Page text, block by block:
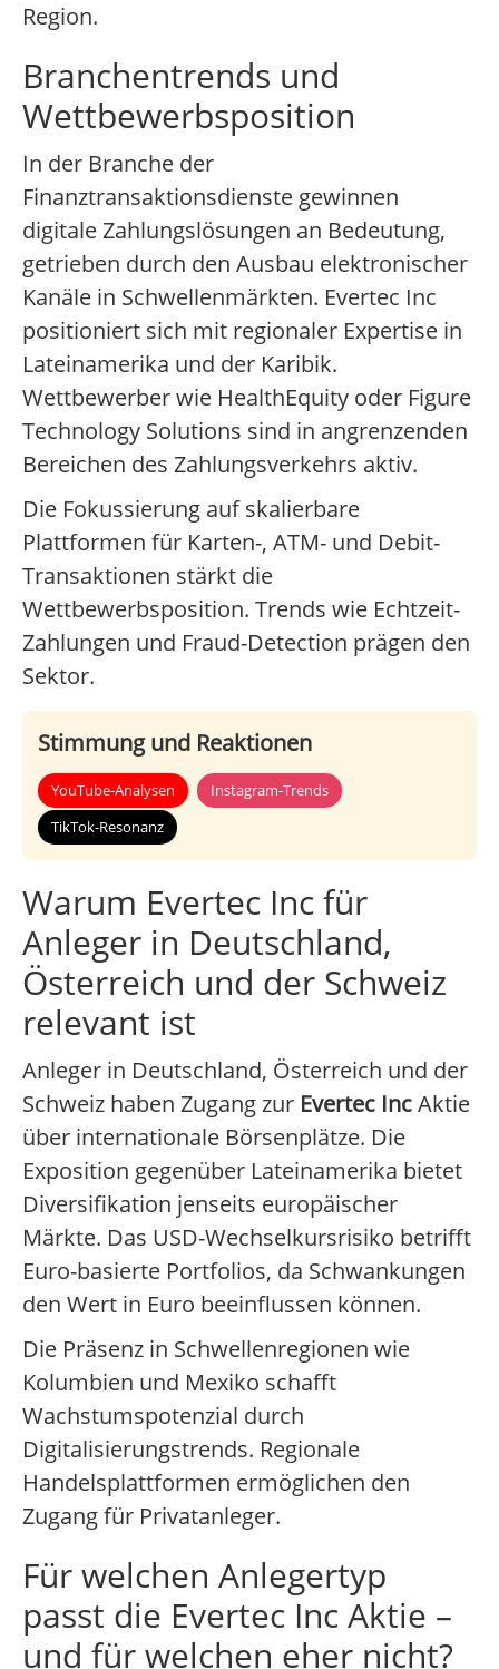
Region.
Branchentrends und
Wettbewerbsposition
In der Branche der
Finanztransaktionsdienste gewinnen
digitale Zahlungslösungen an Bedeutung,
getrieben durch den Ausbau elektronischer
Kanäle in Schwellenmärkten. Evertec Inc
positioniert sich mit regionaler Expertise in
Lateinamerika und der Karibik.
Wettbewerber wie HealthEquity oder Figure
Technology Solutions sind in angrenzenden
Bereichen des Zahlungsverkehrs aktiv.
Die Fokussierung auf skalierbare
Plattformen für Karten-, ATM- und Debit-
Transaktionen stärkt die
Wettbewerbsposition. Trends wie Echtzeit-
Zahlungen und Fraud-Detection prägen den
Sektor.
Stimmung und Reaktionen
YouTube-Analysen
Instagram-Trends
TikTok-Resonanz
Warum Evertec Inc für
Anleger in Deutschland,
Österreich und der Schweiz
relevant ist
Anleger in Deutschland, Österreich und der
Schweiz haben Zugang zur Evertec IncAktie
über internationale Börsenplätze. Die
Exposition gegenüber Lateinamerika bietet
Diversifikation jenseits europäischer
Märkte. Das USD-Wechselkursrisiko betrifft
Euro-basierte Portfolios, da Schwankungen
den Wert in Euro beeinflussen können.
Die Präsenz in Schwellenregionen wie
Kolumbien und Mexiko schafft
Wachstumspotenzial durch
Digitalisierungstrends. Regionale
Handelsplattformen ermöglichen den
Zugang für Privatanleger.
Für welchen Anlegertyp
passt die Evertec Inc Aktie –
und für welchen eher nicht?